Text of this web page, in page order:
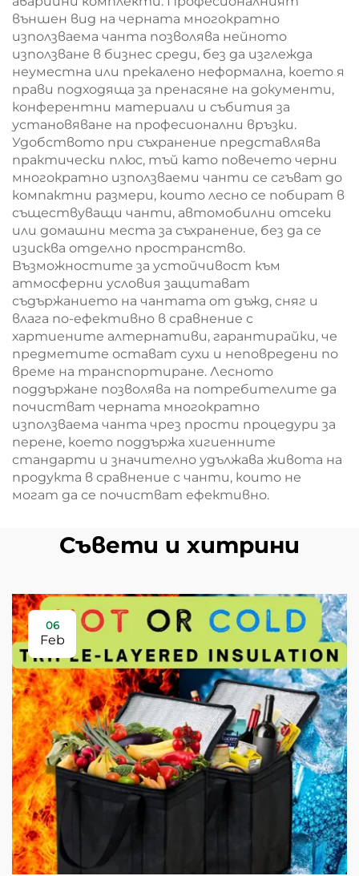
външен вид на черната многократно
използваема чанта позволява нейното
използване в бизнес среди, без да изглежда
неуместна или прекалено неформална, което я
прави подходяща за пренасяне на документи,
конферентни материали и събития за
установяване на професионални връзки.
Удобството при съхранение представлява
практически плюс, тъй като повечето черни
многократно използваеми чанти се сгъват до
компактни размери, които лесно се побират в
съществуващи чанти, автомобилни отсеки
или домашни места за съхранение, без да се
изисква отделно пространство.
Възможностите за устойчивост към
атмосферни условия защитават
съдържанието на чантата от дъжд, сняг и
влага по-ефективно в сравнение с
хартиените алтернативи, гарантирайки, че
предметите остават сухи и неповредени по
време на транспортиране. Лесното
поддържане позволява на потребителите да
почистват черната многократно
използваема чанта чрез прости процедури за
перене, което поддържа хигиенните
стандарти и значително удължава живота на
продукта в сравнение с чанти, които не
могат да се почистват ефективно.
Съвети и хитрини
06
Feb